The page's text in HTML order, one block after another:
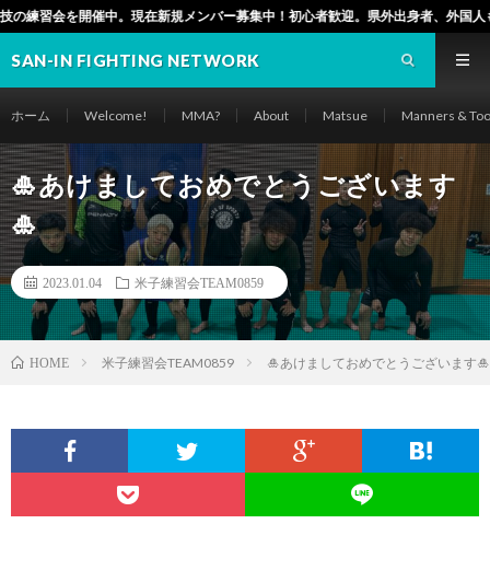
中。現在新規メンバー募集中！初心者歓迎。県外出身者、外国人もぜひ！（松
SAN-IN FIGHTING NETWORK
ホーム Welcome! MMA? About Matsue Manners &
🎍あけましておめでとうございます
🎍
2023.01.04 米子練習会TEAM0859
HOME 米子練習会TEAM0859 🎍あけましておめでとうございます🎍